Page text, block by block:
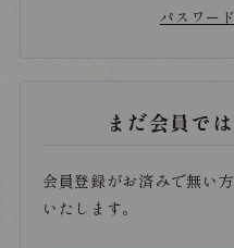
パスワー
まだ会員で
会員登録がお済みで無い
いたします。